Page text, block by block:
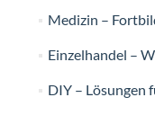
Medizin –
Einzelhandel –
DIY – Lösungen